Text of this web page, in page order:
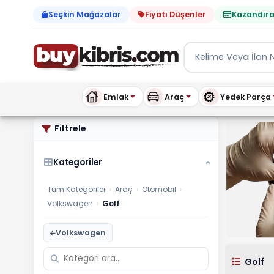
Seçkin Mağazalar Fiyatı Düşenler
Emlak Araç Yedek Parça
Volkswagen Golf
Filtrele
Kategoriler ›
Tüm Kategoriler › Araç › Otomobil ›
Volkswagen › Golf
Volkswagen
Golf